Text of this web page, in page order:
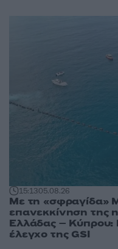
15:1305.08.26
Με τη «σφραγίδα»
επανεκκίνηση της
Ελλάδας –
έλεγχο της GSI